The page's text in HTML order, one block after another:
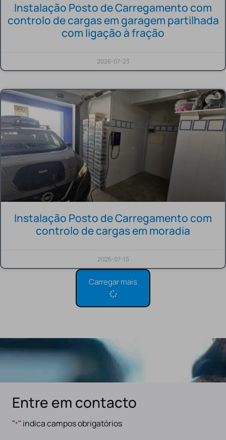
Instalação Posto de Carregamento com
controlo de cargas em garagem partilhada
com ligação à fração
2026-07-23
Instalação Posto de Carregamento com
controlo de cargas em moradia
2026-07-15
Carregar mais
Entre em contacto
"*" indica campos obrigatórios